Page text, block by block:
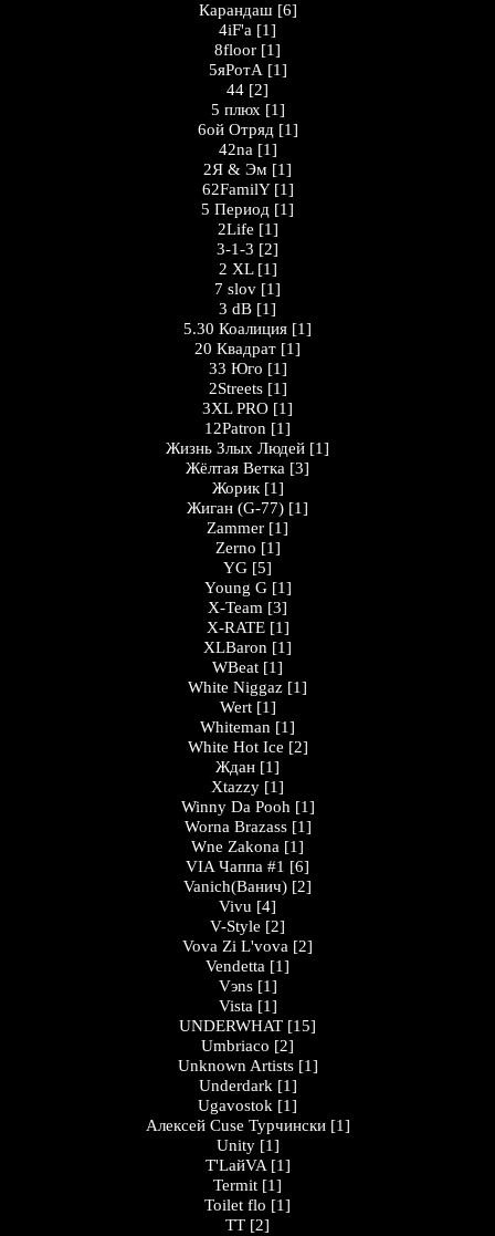
Карандаш [6]
4iF'a [1]
8floor [1]
5яРотА [1]
44 [2]
5 плюх [1]
6ой Отряд [1]
42na [1]
2Я & Эм [1]
62FamilY [1]
5 Период [1]
2Life [1]
3-1-3 [2]
2 XL [1]
7 slov [1]
3 dB [1]
5.30 Коалиция [1]
20 Квадрат [1]
33 Юго [1]
2Streets [1]
3XL PRO [1]
12Patron [1]
Жизнь Злых Людей [1]
Жёлтая Ветка [3]
Жорик [1]
Жигaн (G-77) [1]
Zammer [1]
Zerno [1]
YG [5]
Young G [1]
X-Team [3]
X-RATE [1]
XLBaron [1]
WBeat [1]
White Niggaz [1]
Wert [1]
Whiteman [1]
White Hot Ice [2]
Ждан [1]
Xtazzy [1]
Winny Da Pooh [1]
Worna Brazass [1]
Wne Zakona [1]
VIA Чаппа #1 [6]
Vanich(Ванич) [2]
Vivu [4]
V-Style [2]
Vova Zi L'vova [2]
Vendetta [1]
Vэns [1]
Vista [1]
UNDERWHAT [15]
Umbriaco [2]
Unknown Artists [1]
Underdark [1]
Ugavostok [1]
Алексей Cuse Турчински [1]
Unity [1]
T'LайVA [1]
Termit [1]
Toilet flo [1]
TT [2]